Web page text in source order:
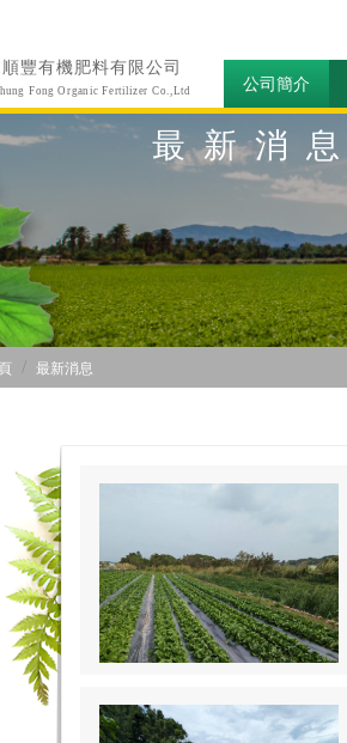
順豐有機肥料有限公司
Fong Organic Fertilizer Co.,Ltd 公司簡介
最新消息
最新消息